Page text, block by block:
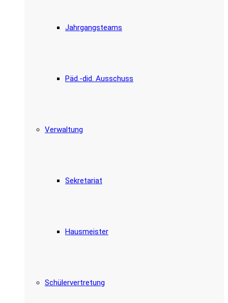
Jahrgangsteams
Päd.-did. Ausschuss
Verwaltung
Sekretariat
Hausmeister
Schülervertretung